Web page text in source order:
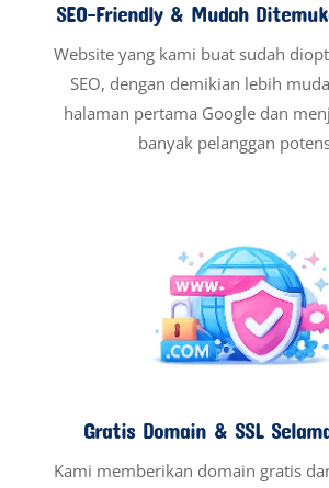
SEO-Friendly & Mudah
Website yang kami buat sudah
SEO, dengan demikian lebih
halaman pertama Google dan
banyak pelanggan
Gratis Domain & SSL
Kami memberikan domain gratis